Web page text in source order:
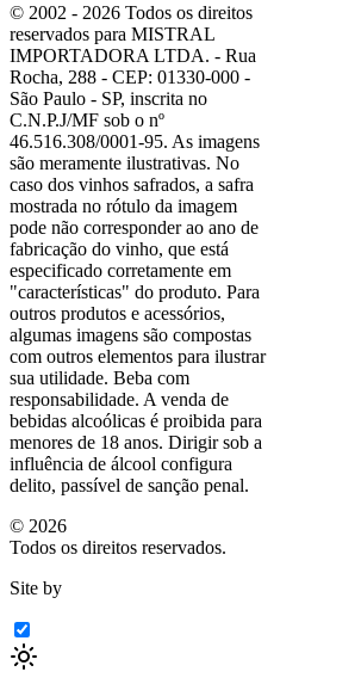
© 2002 - 2026 Todos os direitos
reservados para MISTRAL
IMPORTADORA LTDA. - Rua
Rocha, 288 - CEP: 01330-000 -
São Paulo - SP, inscrita no
C.N.P.J/MF sob o nº
46.516.308/0001-95. As imagens
são meramente ilustrativas. No
caso dos vinhos safrados, a safra
mostrada no rótulo da imagem
pode não corresponder ao ano de
fabricação do vinho, que está
especificado corretamente em
"características" do produto. Para
outros produtos e acessórios,
algumas imagens são compostas
com outros elementos para ilustrar
sua utilidade. Beba com
responsabilidade. A venda de
bebidas alcoólicas é proibida para
menores de 18 anos. Dirigir sob a
influência de álcool configura
delito, passível de sanção penal.
© 2026
Todos os direitos reservados.
Site by